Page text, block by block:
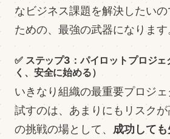
なビジネス課題を解決したい
ための、最強の武器になります
✅ ステップ3：パイロットプロジェ
く、安全に始める）
いきなり組織の最重要プロジ
試すのは、あまりにもリスク
の挑戦の場として、 成功して